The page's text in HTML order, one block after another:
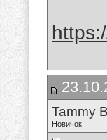
Tammy
Новичок